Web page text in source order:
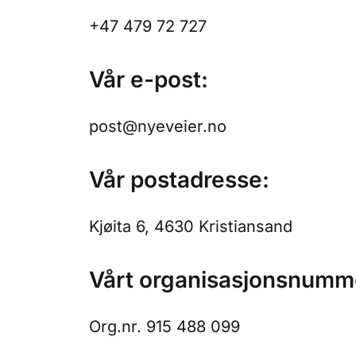
+47 479 72 727
Vår e-post:
post@nyeveier.no
Vår postadresse:
Kjøita 6, 4630 Kristiansand
Vårt
Org.nr. 915 488 099